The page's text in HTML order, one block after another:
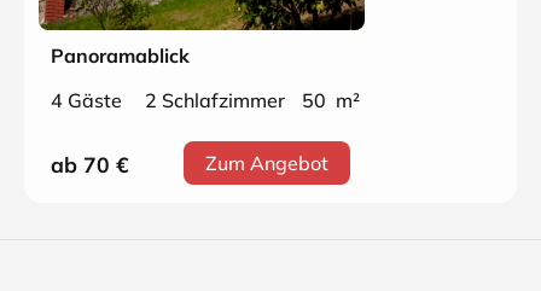
Panoramablick
4 Gäste
2 Schlafzimmer 50 m²
ab 70 € Zum Angebot